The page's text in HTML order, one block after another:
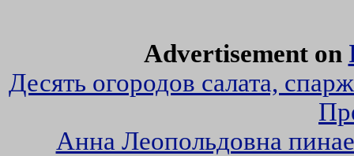
Advertisement on
Десять огородов салата,
Анна Леопольдовна